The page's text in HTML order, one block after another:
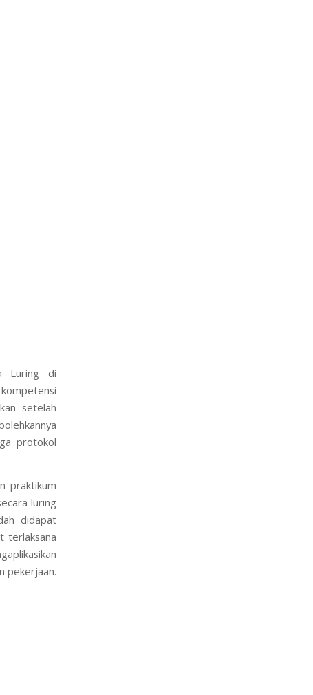
Luring di
setelah
protokol
praktikum
luring
didapat
terlaksana
pekerjaan.